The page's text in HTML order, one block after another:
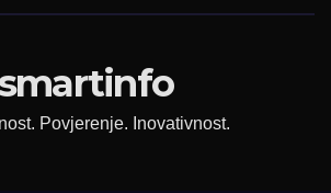
Povjerenje. Inovativnost.